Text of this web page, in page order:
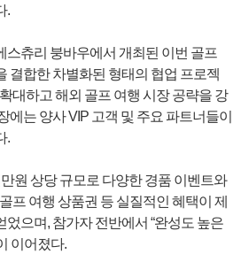
.
스츄리 붕바우에서 개최된 이번 골프
결합한 차별화된 형태의 협업 프로젝
대하고 해외 골프 여행 시장 공략을 강
에는 양사 VIP 고객 및 주요 파트너들이
.
원 상당 규모로 다양한 경품 이벤트와
프 여행 상품권 등 실질적인 혜택이 제
으며, 참가자 전반에서 “완성도 높은
이어졌다.